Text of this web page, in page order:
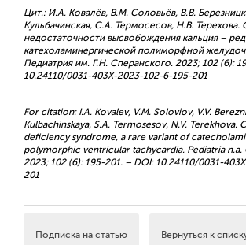
Цит.: И.А. Ковалёв, В.М. Соловьёв, В.В.
Кульбачинская, С.А. Термосесов, Н.В.
недостаточности высвобождения кальция –
катехоламинергической полиморфной
Педиатрия им. Г.Н. Сперанского. 2023; 102 (6):
10.24110/0031-403X-2023-102-6-195-201
For citation: I.A. Kovalev, V.M. Soloviov, V.V.
Kulbachinskaya, S.A. Termosesov, N.V. Terekhova.
deficiency syndrome, a rare variant of
polymorphic ventricular tachycardia. Pediatria n.a.
2023; 102 (6): 195-201. – DOI: 10.24110/0031-
201
Подписка на статью Вернуться к